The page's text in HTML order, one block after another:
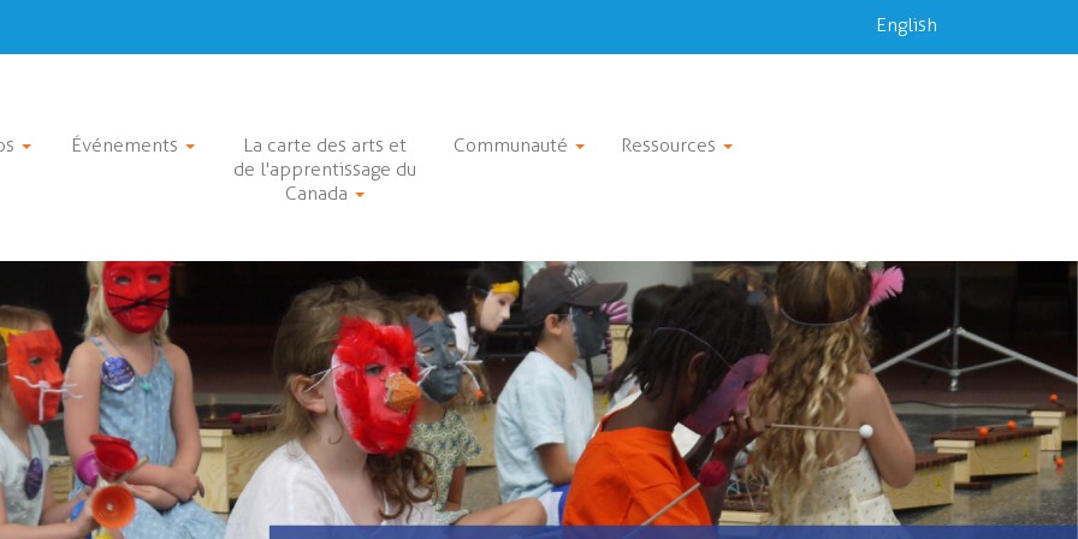
English
Événements
La carte des arts et
de l'apprentissage du
Canada
Communauté Ressources